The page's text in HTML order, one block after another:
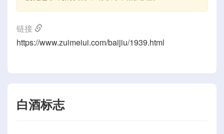
链接
https://www.zuimeiui.com/baijiu/1939.html
白酒标志